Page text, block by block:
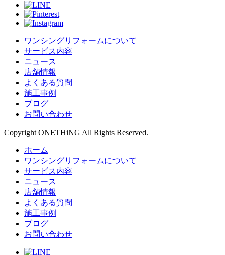
ワンシングリフォームについて
サービス内容
ニュース
店舗情報
よくある質問
施工事例
ブログ
お問い合わせ
Copyright ONETHiNG All Rights Reserved.
ホーム
ワンシングリフォームについて
サービス内容
ニュース
店舗情報
よくある質問
施工事例
ブログ
お問い合わせ